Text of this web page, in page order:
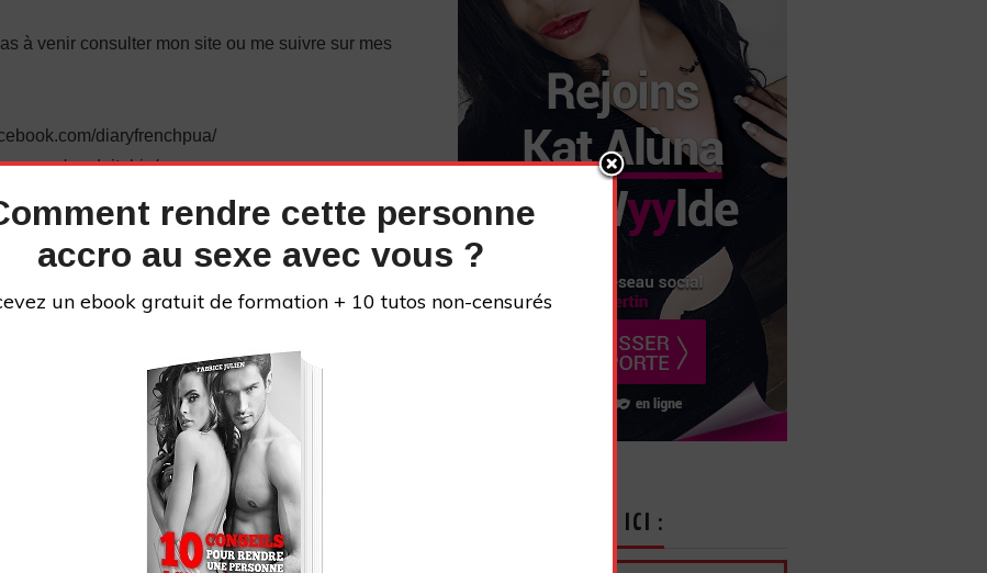
à venir consulter mon site ou me suivre sur mes
diaryfrenchpua/
produit_bio/
:
fabricejulien.com/reseaux-sociaux-de-fabrice-
bien vous intéresser
: https://youtu.be/cO-
« #teamcyprine » dans les commentaires !
INSCRIVEZ-VOUS ICI :
rendre cette personne
accro au sexe avec vous ?
un ebook gratuit de formation + 10 tutos non-censurés